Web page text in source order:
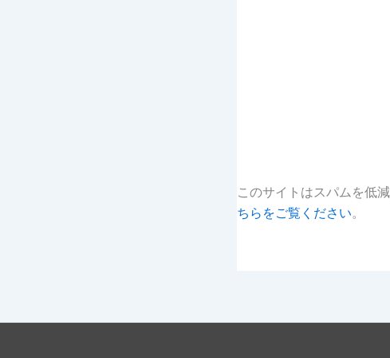
このサイトはスパムを低
ちらをご覧ください。